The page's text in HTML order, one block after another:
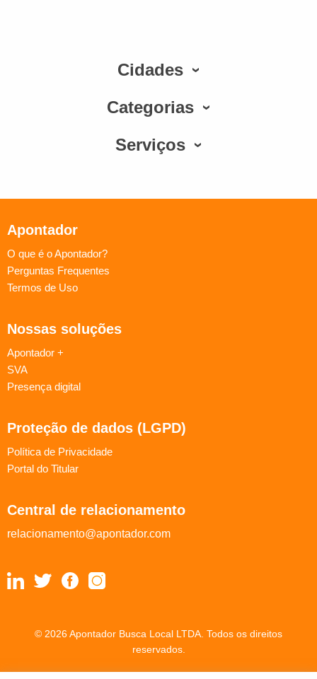
Cidades
Categorias
Serviços
Apontador
O que é o Apontador?
Perguntas Frequentes
Termos de Uso
Nossas soluções
Apontador +
SVA
Presença digital
Proteção de dados (LGPD)
Política de Privacidade
Portal do Titular
Central de relacionamento
relacionamento@apontador.com
© 2026 Apontador Busca Local LTDA. Todos os direitos
reservados.